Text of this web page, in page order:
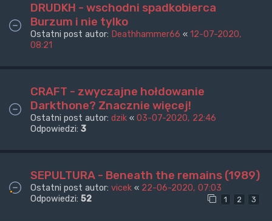
DRUDKH - wschodni spadkobierca
Burzum i nie tylko
Ostatni post autor: Deathhammer66 « 12-07-2020,
08:21
CRAFT - zwyczajne hołdowanie
Darkthone? Znacznie więcej!
Ostatni post autor: dzik « 03-07-2020, 22:46
Odpowiedzi: 3
SEPULTURA - Beneath the remains (1989)
Ostatni post autor: vicek « 22-06-2020, 07:03
Odpowiedzi: 52 1 2 3